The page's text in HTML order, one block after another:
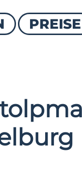
PREISE